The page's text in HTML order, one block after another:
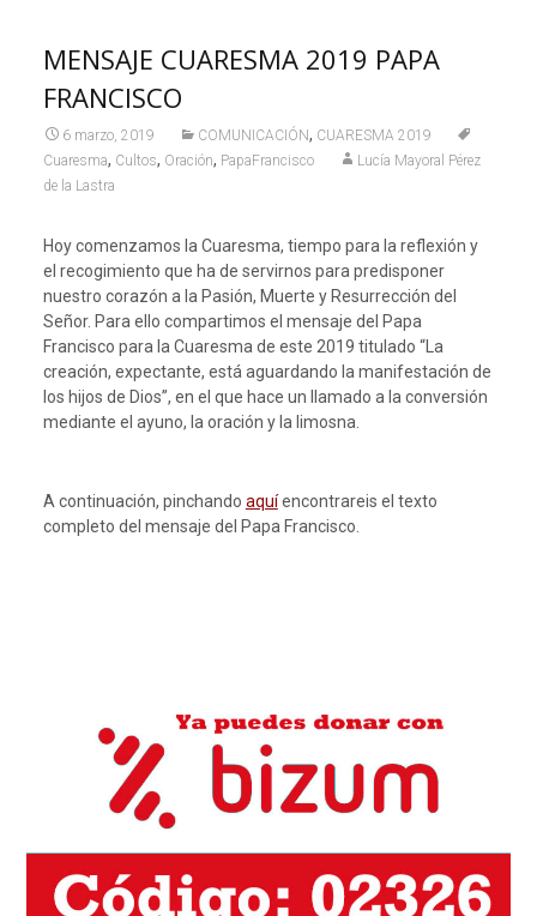
MENSAJE CUARESMA 2019 PAPA
FRANCISCO
6 marzo, 2019 COMUNICACIÓN, CUARESMA 2019
Cuaresma, Cultos, Oración, PapaFrancisco
Lucía Mayoral Pérez
de la Lastra
Hoy comenzamos la Cuaresma, tiempo para la reflexión y
el recogimiento que ha de servirnos para predisponer
nuestro corazón a la Pasión, Muerte y Resurrección del
Señor. Para ello compartimos el mensaje del Papa
Francisco para la Cuaresma de este 2019 titulado “La
creación, expectante, está aguardando la manifestación de
los hijos de Dios”, en el que hace un llamado a la conversión
mediante el ayuno, la oración y la limosna.
A continuación, pinchando aquíencontrareis el texto
completo del mensaje del Papa Francisco.